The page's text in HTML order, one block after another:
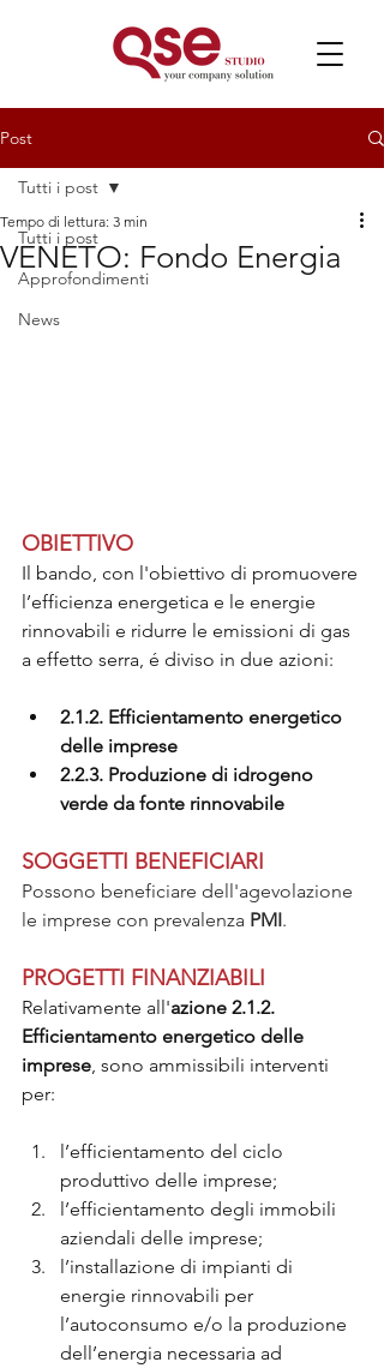
Post
Tutti i post
Approfondimenti
News
Tutti i post
VENETO: Fondo Energia
Tempo di lettura: 3 min
OBIETTIVO
Il bando, con l'obiettivo di promuovere
l’efficienza energetica e le energie
rinnovabili e ridurre le emissioni di gas
a effetto serra, é diviso in due azioni:
2.1.2. Efficientamento energetico
delle imprese
2.2.3. Produzione di idrogeno
verde da fonte rinnovabile
SOGGETTI BENEFICIARI
Possono beneficiare dell'agevolazione
le imprese con prevalenza PMI.
PROGETTI FINANZIABILI
Relativamente all'azione 2.1.2.
Efficientamento energetico delle
imprese , sono ammissibili interventi
per:
l’efficientamento del ciclo
produttivo delle imprese;
l’efficientamento degli immobili
aziendali delle imprese;
l’installazione di impianti di
energie rinnovabili per
l’autoconsumo e/o la produzione
dell’energia necessaria ad